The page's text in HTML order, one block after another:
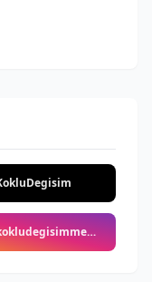
@kokludegisimmedya